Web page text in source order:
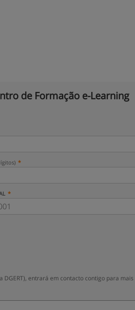
de Formação e-Learning
entrará em contacto contigo para mais